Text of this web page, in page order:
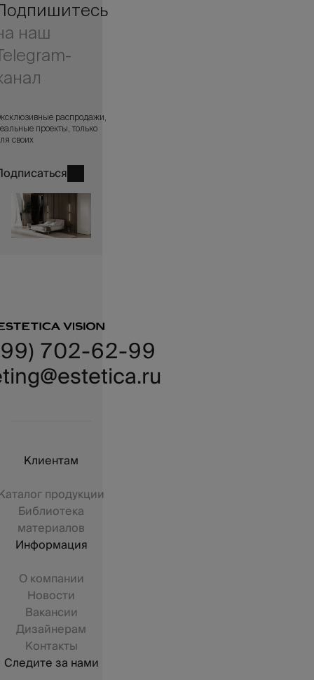
наш
распродажи,
проекты, только
своих
702-62-99
Клиентам
продукции
Библиотека
материалов
Информация
О компании
Новости
Вакансии
Дизайнерам
Контакты
Следите за нами